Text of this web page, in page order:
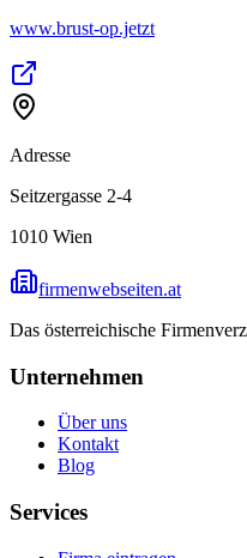
www.brust-op.jetzt
Adresse
Seitzergasse 2-4
1010 Wien
firmenwebseiten.at
Das österreichische
Unternehmen
Über uns
Kontakt
Blog
Services